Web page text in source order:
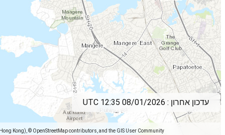
Kong), © OpenStreetMap contributors, and the GIS User Community
עדכון אחרון : 08/01/2026 12:35 UTC